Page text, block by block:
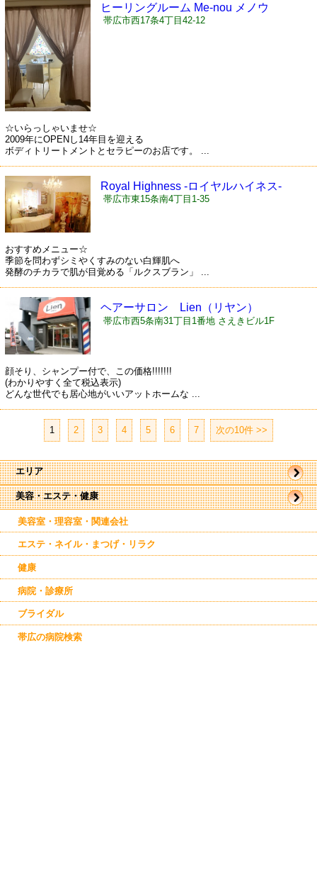
美容・エステ・健康
美容室・理容室・関連会社
エステ・ネイル・まつげ・リラク
健康
病院・診療所
ブライダル
帯広の病院検索
エリア
帯広市
駅近郊
駅周辺
東帯広
西帯広
南帯広
音更
幕別
芽室
ヒーリングルーム Me-nou メノウ
帯広市西17条4丁目42-12
☆いらっしゃいませ☆
2009年にOPENし14年目を迎える
ボディトリートメントとセラピーのお店です。 ...
Royal Highness -ロイヤルハイネス-
帯広市東15条南4丁目1-35
おすすめメニュー☆
季節を問わずシミやくすみのない白輝肌へ
発酵のチカラで肌が目覚める「ルクスブラン」 ...
ヘアーサロン Lien（リヤン）
帯広市西5条南31丁目1番地 さえきビル1F
顔そり、シャンプー付で、この価格!!!!!!!
(わかりやすく全て税込表示)
どんな世代でも居心地がいいアットホームな ...
1 2 3 4 5 6 7 次の10件 >>